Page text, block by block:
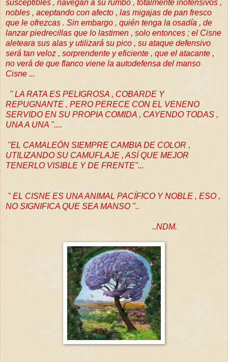
susceptibles , navegan a su rumbo , totalmente inofensivos ,
nobles , aceptando con afecto , las migajas de pan fresco
que le ofrezcas . Sin embargo , quién tenga la osadía , de
lanzarpiedrecillas que lo lastimen , solo entonces ; el Cisne
aleteara sus alas y utilizará su pico , su ataque defensivo
será tan veloz , sorprendente y eficiente , que el atacante ,
no verá de que flanco viene la autodefensa del manso
Cisne ...
" LA RATA ES PELIGROSA , COBARDE Y
REPUGNANTE , PERO PERECE CON EL VENENO
SERVIDO EN SU PROPIA COMIDA , CAYENDO TODAS ,
UNA A UNA "....
"EL CAMALEÓN SIEMPRE CAMBIA DE COLOR ,
UTILIZANDO SU CAMUFLAJE , ASÍ QUE MEJOR
TENERLO VISIBLE Y DE FRENTE"...
" EL CISNE ES UNA ANIMAL PACÍFICO Y NOBLE , ESO ,
NO SIGNIFICA QUE SEA MANSO "..
..NDM.